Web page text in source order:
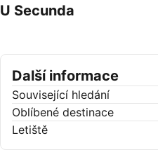
U Secunda
Další informace
Související hledání
Oblíbené destinace
Letiště